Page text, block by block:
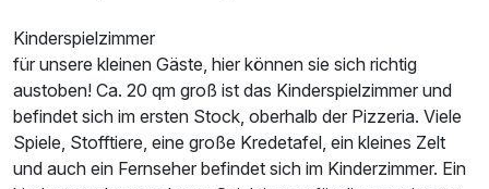
Kinderspielzimmer
für unsere kleinen Gäste, hier können sie sich richtig
austoben! Ca. 20 qm groß ist das Kinderspielzimmer und
befindet sich im ersten Stock, oberhalb der Pizzeria. Viele
Spiele, Stofftiere, eine große Kredetafel, ein kleines Zelt
und auch ein Fernseher befindet sich im Kinderzimmer. Ein